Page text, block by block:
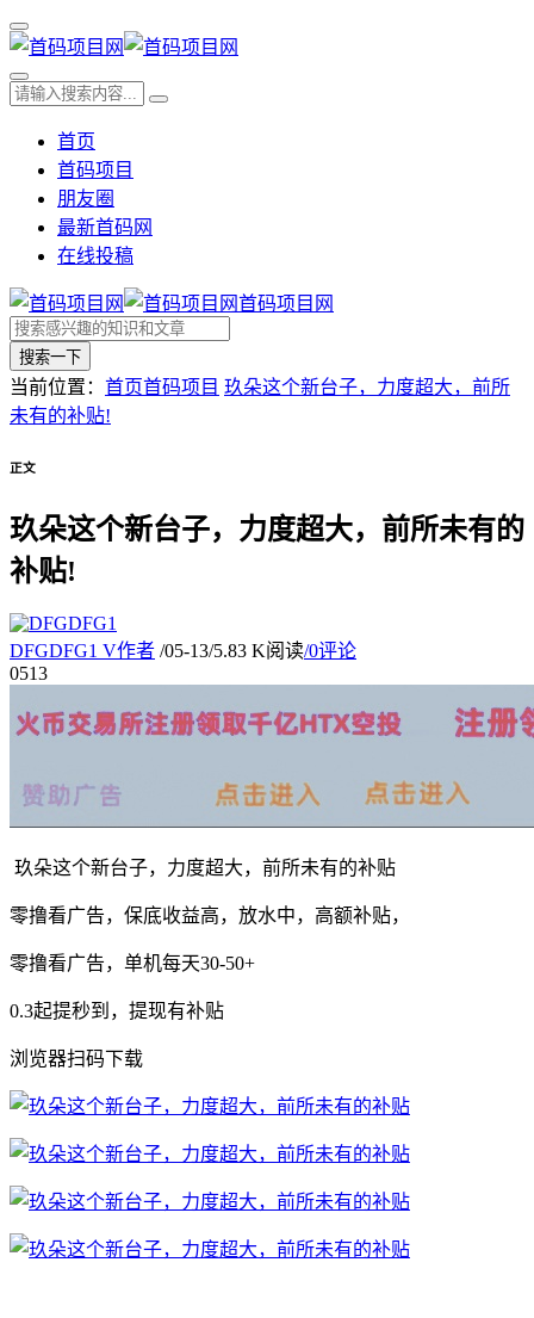
首页
首码项目
朋友圈
最新首码网
在线投稿
首码项目网
搜索一下
当前位置： 首页首码项目 玖朵这个新台子，力度超大，前所
未有的补贴!
正文
玖朵这个新台子，力度超大，前所未有的
补贴!
DFGDFG1 V作者 /05-13/5.83 K阅读/0评论
0513
玖朵这个新台子，力度超大，前所未有的补贴
零撸看广告，保底收益高，放水中，高额补贴，
零撸看广告，单机每天30-50+
0.3起提秒到，提现有补贴
浏览器扫码下载